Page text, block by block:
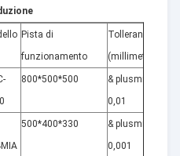
Pista di
funzionamento
Tolleranza
(millimetri)
800*500*500
& plusmn;
0,01
500*400*330
& plusmn;
0,001